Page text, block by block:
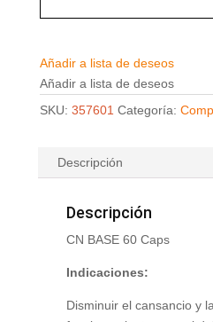
Añadir a lista de deseos
Añadir a lista de deseos
SKU: 357601 Categoría:
Descripción
Descripción
CN BASE 60 Caps
Indicaciones:
Disminuir el cansancio y